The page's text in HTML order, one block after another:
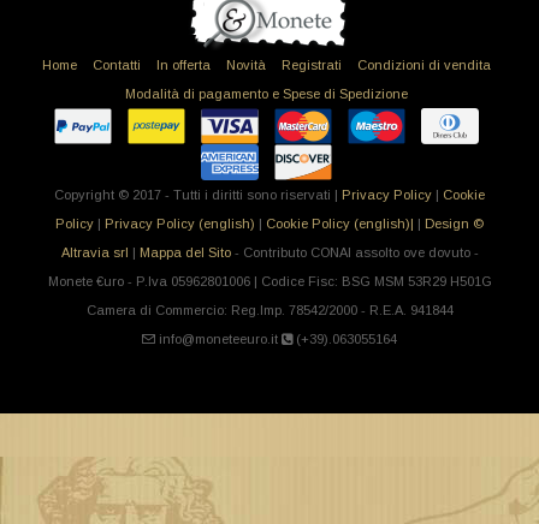
Home Contatti In offerta Novità Registrati
Condizioni di vendita
Modalità di pagamento e Spese di Spedizione
Copyright © 2017 - Tutti i diritti sono riservati | Privacy Policy | Cookie
Policy | Privacy Policy (english) | Cookie Policy (english)| | Design ©
Altravia srl | Mappa del Sito- Contributo CONAI assolto ove dovuto -
Monete €uro - P.Iva 05962801006 | Codice Fisc: BSG MSM 53R29 H501G
Camera di Commercio: Reg.Imp. 78542/2000 - R.E.A. 941844
info@moneteeuro.it
(+39).063055164